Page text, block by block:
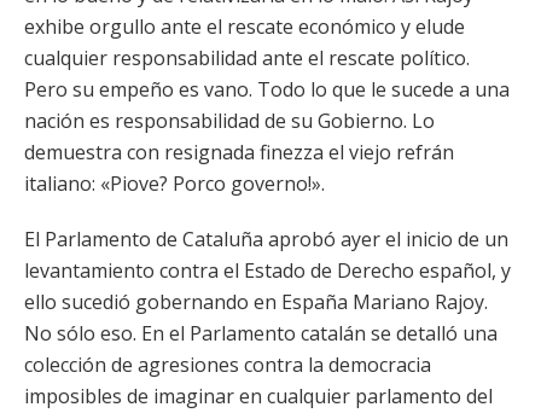
exhibe orgullo ante el rescate económico y elude
cualquier responsabilidad ante el rescate político.
Pero su empeño es vano. Todo lo que le sucede a una
nación es responsabilidad de su Gobierno. Lo
demuestra con resignada finezza el viejo refrán
italiano: «Piove? Porco governo!».
El Parlamento de Cataluña aprobó ayer el inicio de un
levantamiento contra el Estado de Derecho español, y
ello sucedió gobernando en España Mariano Rajoy.
No sólo eso. En el Parlamento catalán se detalló una
colección de agresiones contra la democracia
imposibles de imaginar en cualquier parlamento del